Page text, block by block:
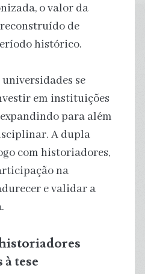
o valor da
de
histórico.
se
em instituições
para além
A dupla
com historiadores,
na
e validar a
tese